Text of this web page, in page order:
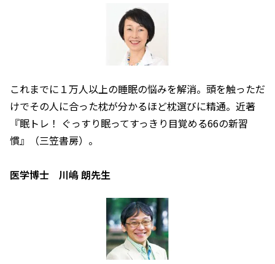
これまでに１万人以上の睡眠の悩みを解消。頭を触っただ
けでその人に合った枕が分かるほど枕選びに精通。近著
『眠トレ！ ぐっすり眠ってすっきり目覚める66の新習
慣』（三笠書房）。
医学博士 川嶋 朗先生